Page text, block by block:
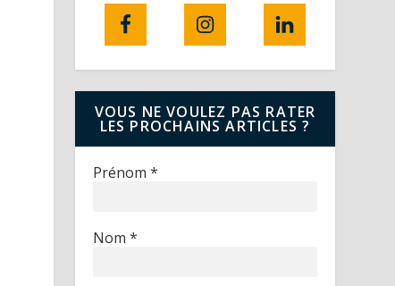
VOUS NE VOULEZ PAS RATER
LES PROCHAINS ARTICLES ?
Prénom*
Nom*